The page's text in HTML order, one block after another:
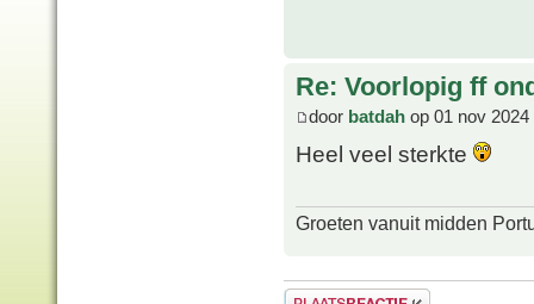
Re: Voorlopig ff
door batdah op 01 nov 2024
Heel veel sterkte
Groeten vanuit midden
Plaats een reactie